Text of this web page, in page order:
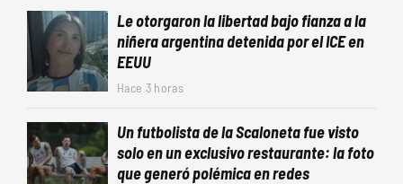
Le otorgaron la libertad bajo fianza a la
niñera argentina detenida por el ICE en
EEUU
Hace 3 horas
Un futbolista de la Scaloneta fue visto
solo en un exclusivo restaurante: la foto
que generó polémica en redes